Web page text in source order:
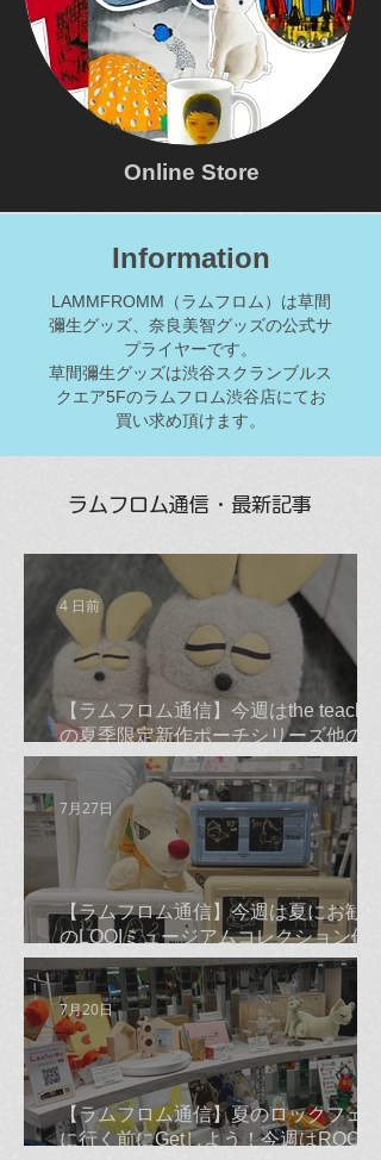
Online Store
Information
LAMMFROMM（ラムフロム）は草間
彌生グッズ、奈良美智グッズの公式サ
プライヤーです。
草間彌生グッズは渋谷スクランブルス
クエア5Fのラムフロム渋谷店にてお
買い求め頂けます。
ラムフロム通信・最新記事
【ラムフロム通信】今週はthe teachers
の夏季限定新作ポーチシリーズ他のご
紹介です☆
4 日前
【ラムフロム通信】今週は夏にお勧め
のLOQIミュージアムコレクション他の
ご紹介です☆
7月27日
【ラムフロム通信】夏のロックフェス
に行く前にGetしよう！今週はROCK
7月20日